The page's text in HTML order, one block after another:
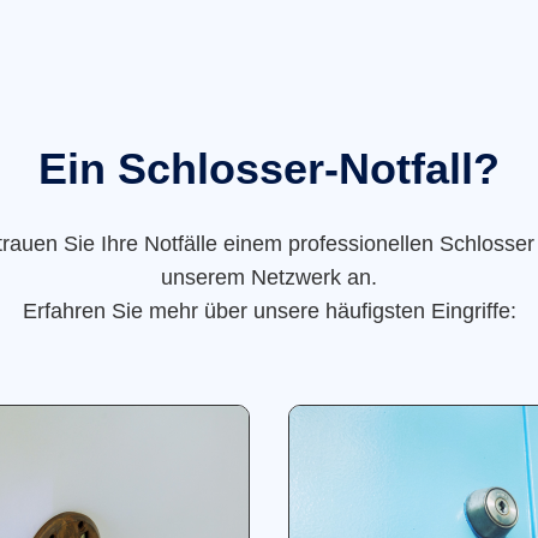
Ein Schlosser-Notfall?
Sie Ihre Notfälle einem professionellen
unserem Netzwerk an.
Erfahren Sie mehr über unsere häufigsten Eingriffe: